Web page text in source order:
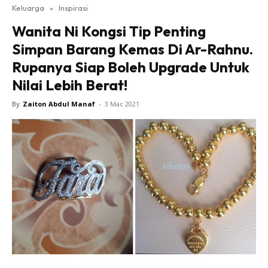
Keluarga » Inspirasi
Wanita Ni Kongsi Tip Penting
Simpan Barang Kemas Di Ar-Rahnu.
Rupanya Siap Boleh Upgrade Untuk
Nilai Lebih Berat!
By Zaiton Abdul Manaf - 3 Mac 2021